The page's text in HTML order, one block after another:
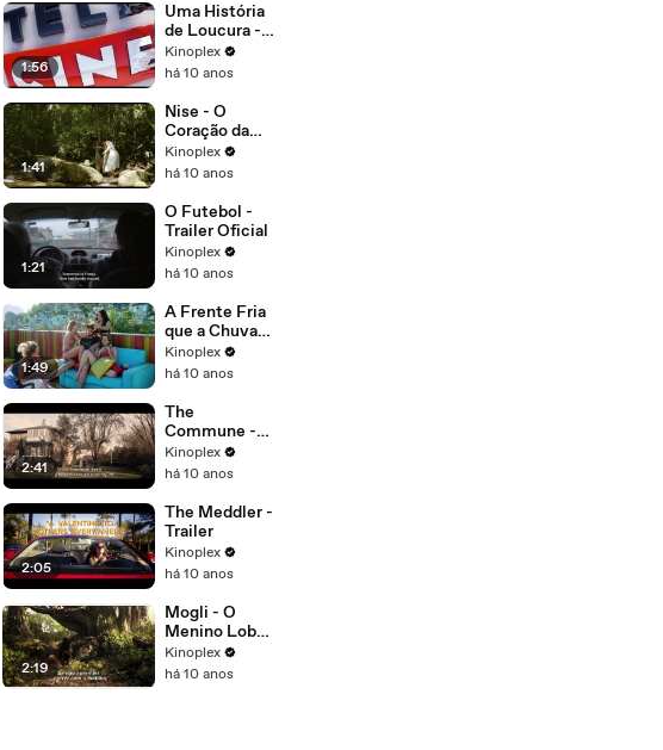
1:56
Uma História
de Loucura -
Trailer
Legendado
Kinoplex
há 10 anos
1:41
Nise - O
Coração da
Loucura -
Trailer Oficial
Kinoplex
há 10 anos
1:21
O Futebol -
Trailer Oficial
Kinoplex
há 10 anos
1:49
A Frente Fria
que a Chuva
Traz - Trailer
Oficial
Kinoplex
há 10 anos
2:41
The
Commune -
Trailer
Kinoplex
há 10 anos
2:05
The Meddler -
Trailer
Kinoplex
há 10 anos
2:19
Mogli - O
Menino Lobo
-Trailer
Legendado
Kinoplex
há 10 anos